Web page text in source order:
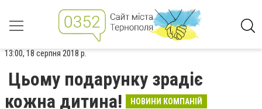
13:00, 18 серпня 2018 р.
Цьому подарунку зрадіє
кожна дитина!
НОВИНИ КОМПАНІЙ